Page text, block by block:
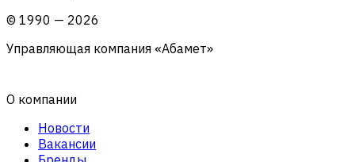
© 1990 — 2026
Управляющая компания «Абамет»
О компании
Новости
Вакансии